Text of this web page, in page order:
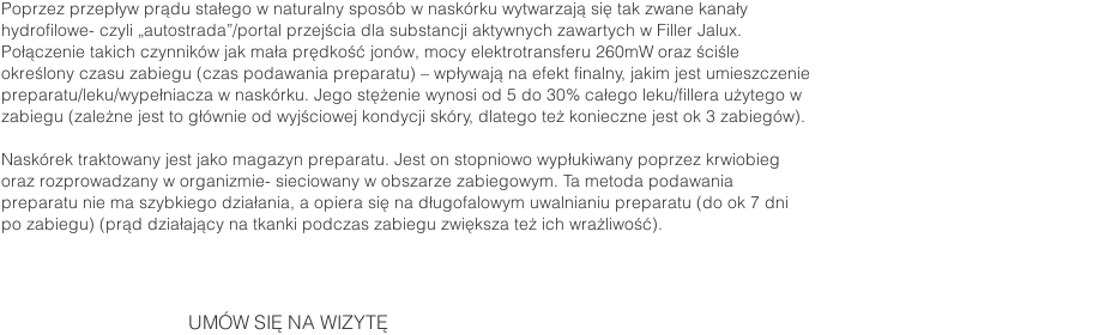
Poprzez przepływ prądu stałego w naturalny sposób w naskórku wytwarzają się tak zwane kanały
hydrofilowe- czyli „autostrada”/portal przejścia dla substancji aktywnych zawartych w Filler Jalux.
Połączenie takich czynników jak mała prędkość jonów, mocy elektrotransferu 260mW oraz ściśle
określony czasu zabiegu (czas podawania preparatu) – wpływają na efekt finalny, jakim jest umieszczenie
preparatu/leku/wypełniacza w naskórku. Jego stężenie wynosi od 5 do 30% całego leku/fillera użytego w
zabiegu (zależne jest to głównie od wyjściowej kondycji skóry, dlatego też konieczne jest ok 3 zabiegów).
Naskórek traktowany jest jako magazyn preparatu. Jest on stopniowo wypłukiwany poprzez krwiobieg
oraz rozprowadzany w organizmie- sieciowany w obszarze zabiegowym. Ta metoda podawania
preparatu nie ma szybkiego działania, a opiera się na długofalowym uwalnianiu preparatu (do ok 7 dni
po zabiegu) (prąd działający na tkanki podczas zabiegu zwiększa też ich wrażliwość).
UMÓW SIĘ NA WIZYTĘ